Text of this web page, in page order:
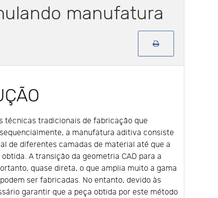
manufatura
técnicas tradicionais de fabricação que
a manufatura aditiva consiste
de diferentes camadas de material até que a
A transição da geometria CAD para a
quase direta, o que amplia muito a gama
ser fabricadas. No entanto, devido às
garantir que a peça obtida por este método